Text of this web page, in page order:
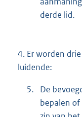
derde lid.
4. Er worden
luidende:
5.
De
bepalen of